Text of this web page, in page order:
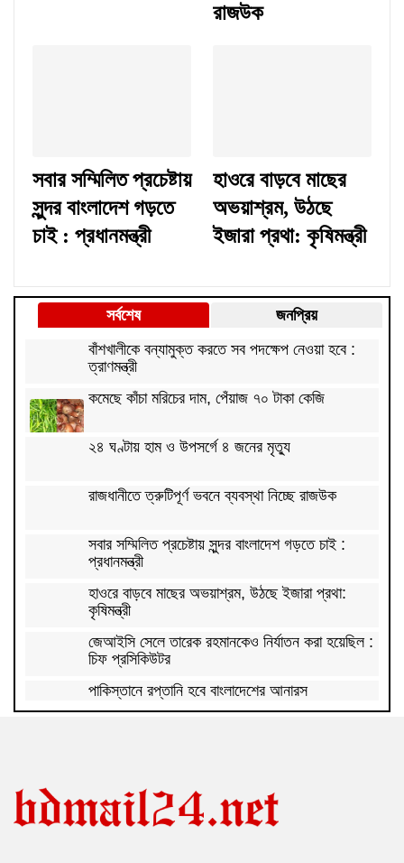
রাজউক
সবার সম্মিলিত প্রচেষ্টায়
সুন্দর বাংলাদেশ গড়তে
চাই : প্রধানমন্ত্রী
হাওরে বাড়বে মাছের
অভয়াশ্রম, উঠছে
ইজারা প্রথা: কৃষিমন্ত্রী
সর্বশেষ
জনপ্রিয়
বাঁশখালীকে বন্যামুক্ত করতে সব পদক্ষেপ নেওয়া হবে :
ত্রাণমন্ত্রী
কমেছে কাঁচা মরিচের দাম, পেঁয়াজ ৭০ টাকা কেজি
২৪ ঘণ্টায় হাম ও উপসর্গে ৪ জনের মৃত্যু
রাজধানীতে ত্রুটিপূর্ণ ভবনে ব্যবস্থা নিচ্ছে রাজউক
সবার সম্মিলিত প্রচেষ্টায় সুন্দর বাংলাদেশ গড়তে চাই :
প্রধানমন্ত্রী
হাওরে বাড়বে মাছের অভয়াশ্রম, উঠছে ইজারা প্রথা:
কৃষিমন্ত্রী
জেআইসি সেলে তারেক রহমানকেও নির্যাতন করা হয়েছিল :
চিফ প্রসিকিউটর
পাকিস্তানে রপ্তানি হবে বাংলাদেশের আনারস
‘শেখ হাসিনা কার্ড’ নিয়ে ভারত বন্ধুত্ব চাইতে পারে না:
স্বরাষ্ট্রমন্ত্রী